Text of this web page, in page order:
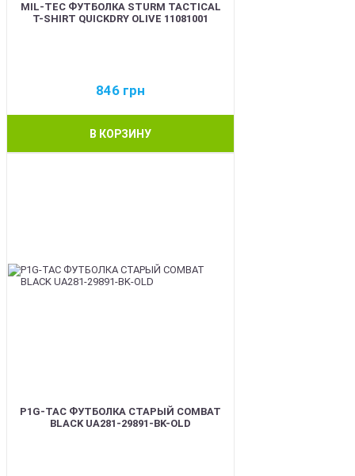
MIL-TEC ФУТБОЛКА STURM TACTICAL
T-SHIRT QUICKDRY OLIVE 11081001
846 грн
В КОРЗИНУ
P1G-TAC ФУТБОЛКА СТАРЫЙ COMBAT
BLACK UA281-29891-BK-OLD